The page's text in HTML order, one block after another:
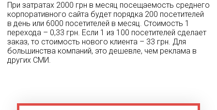
При затратах 2000 грн в месяц посещаемость среднего
корпоративного сайта будет порядка 200 посетителей
в день или 6000 посетителей в месяц. Стоимость 1
перехода – 0,33 грн. Если 1 из 100 посетителей сделает
заказ, то стоимость нового клиента – 33 грн. Для
большинства компаний, это дешевле, чем реклама в
других СМИ.